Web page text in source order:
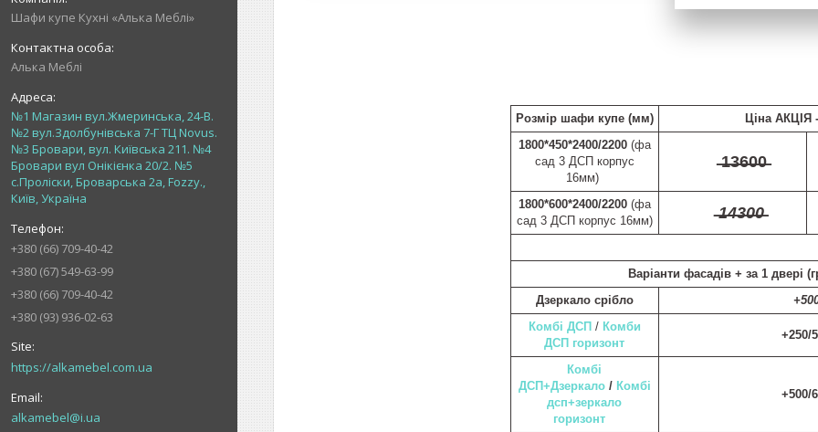
Шафи купе Кухні «Алька Меблі»
Алька Меблі
№1 Магазин вул.Жмеринська, 24-В.
№2 вул.Здолбунівська 7-Г ТЦ Novus.
№3 Бровари, вул. Київська 211. №4
Бровари вул Онікієнка 20/2. №5
с.Проліски, Броварська 2а, Fozzy.,
Київ, Україна
+380 (66) 709-40-42
+380 (67) 549-63-99
+380 (66) 709-40-42
+380 (93) 936-02-63
https://alkamebel.com.ua
alkamebel@i.ua
Розмір шафи купе (мм)
Ціна АКЦІЯ
1800*450*2400/2200 (фа
сад 3 ДСП корпус
16мм)
̶1̶3̶6̶0̶0̶
1800*600*2400/2200 (фа
сад 3 ДСП корпус 16мм)
̶1̶4̶3̶0̶0̶
Варіанти фасадів + за 1 двері
Дзеркало срібло
Комбі ДСП / Комби
ДСП горизонт
+250/
Комбі
ДСП+Дзеркало / Комбі
дсп+зеркало
горизонт
+500/